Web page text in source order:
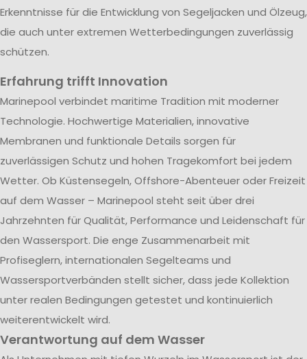
Erkenntnisse für die Entwicklung von Segeljacken und Ölzeug,
die auch unter extremen Wetterbedingungen zuverlässig
schützen.
Erfahrung trifft Innovation
Marinepool verbindet maritime Tradition mit moderner
Technologie. Hochwertige Materialien, innovative
Membranen und funktionale Details sorgen für
zuverlässigen Schutz und hohen Tragekomfort bei jedem
Wetter. Ob Küstensegeln, Offshore-Abenteuer oder Freizeit
auf dem Wasser – Marinepool steht seit über drei
Jahrzehnten für Qualität, Performance und Leidenschaft für
den Wassersport. Die enge Zusammenarbeit mit
Profiseglern, internationalen Segelteams und
Wassersportverbänden stellt sicher, dass jede Kollektion
unter realen Bedingungen getestet und kontinuierlich
weiterentwickelt wird.
Verantwortung auf dem Wasser